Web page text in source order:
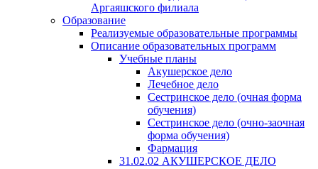
Аргаяшского филиала
Образование
Реализуемые образовательные программы
Описание образовательных программ
Учебные планы
Акушерское дело
Лечебное дело
Сестринское дело (очная форма
обучения)
Сестринское дело (очно-заочная
форма обучения)
Фармация
31.02.02 АКУШЕРСКОЕ ДЕЛО